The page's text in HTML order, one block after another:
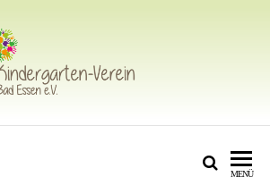
KITAS IN BAD ESSEN
MENÜ